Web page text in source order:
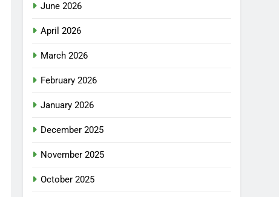
June 2026
April 2026
March 2026
February 2026
January 2026
December 2025
November 2025
October 2025